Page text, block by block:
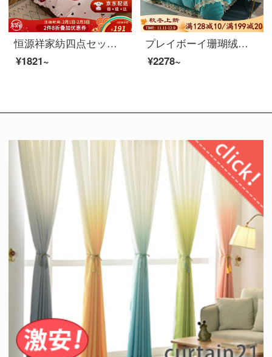
恒源祥家紡四点セット牛乳絨毯快適保温布団カバーシーツ枕カバーシングル布団セットイチゴ（粉）1.5メートルベッド/布団カバー200*230 cm
¥1821~
プレイボーイ珊瑚绒の両面牛乳フランネル保温四点セット少女オレンジの韓国式レースの布団セットは二人で1.5 m 1.8 m 2モーカ-浅湖藍1.8 mシーツの四点セットです。
¥2278~